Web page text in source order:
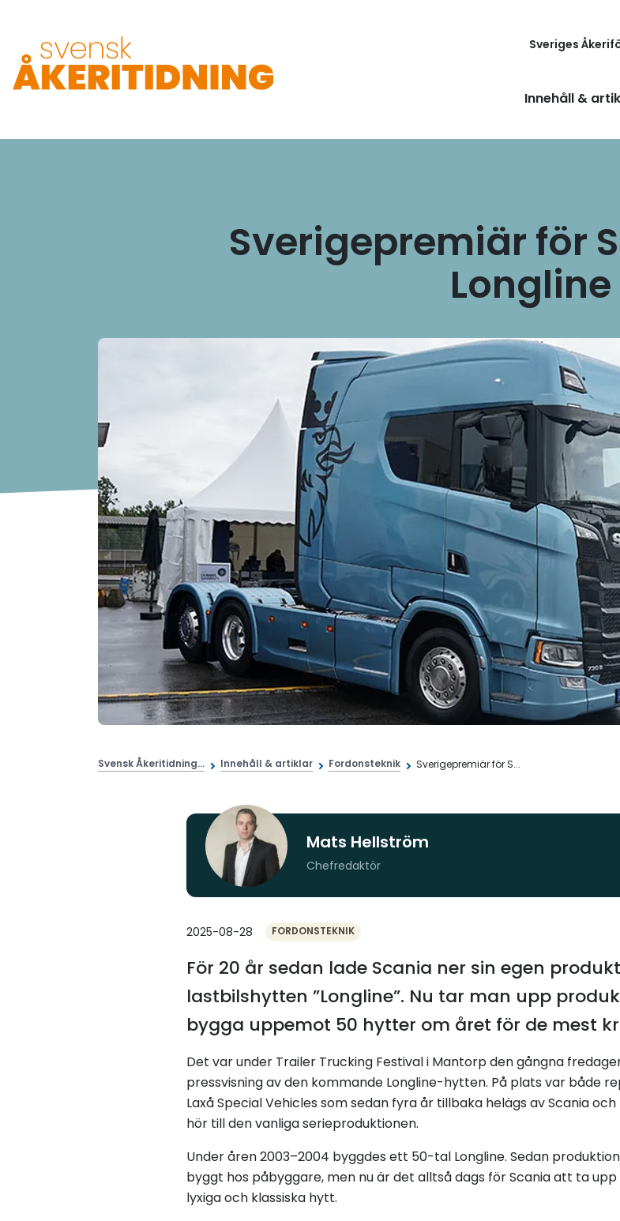
Sveriges
Innehåll &
Sverigepremiär för
Longline
Svensk Åkeritidning... Innehåll & artiklar Fordonsteknik Sverigepremiär för S...
Mats Hellström
Chefredaktör
2025-08-28 FORDONSTEKNIK
För 20 år sedan lade Scania ner sin egen
lastbilshytten ”Longline”. Nu tar man upp
bygga uppemot 50 hytter om året för de mest
Det var under Trailer Trucking Festival i Mantorp den gångna
pressvisning av den kommande Longline-hytten. På plats var både
Laxå Special Vehicles som sedan fyra år tillbaka helägs av Scania
hör till den vanliga serieproduktionen.
Under åren 2003–2004 byggdes ett 50-tal Longline. Sedan
byggt hos påbyggare, men nu är det alltså dags för Scania att ta
lyxiga och klassiska hytt.